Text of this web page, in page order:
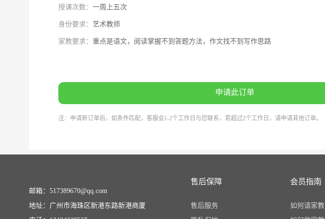
授课次数： 一周上五次
身份要求： 艺术教师
家教要求： 重点是语文，阅读掌握不到答题方法，作文找不到写作思路
申请此订单
注：申请新订单后，如条件匹配，客服会1-2个工作日与您联系，若超过2个工作日，请申请其他订单。
邮箱：517389670@qq.com
地址：广州市海珠区新港东路新港商厦
售后保障
售后服务
会员指南
如何请家教